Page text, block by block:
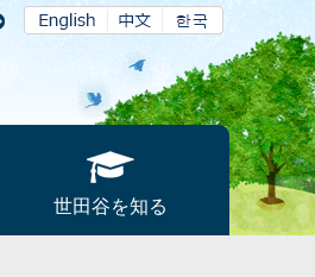
世田谷を知る